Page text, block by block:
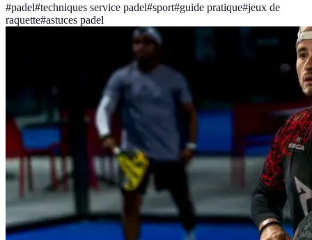
#padel#techniques service padel#sport#guide pratique#jeux de
raquette#astuces padel